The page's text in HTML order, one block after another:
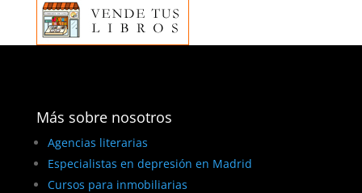
Más sobre nosotros
Agencias literarias
Especialistas en depresión en Madrid
Cursos para inmobiliarias